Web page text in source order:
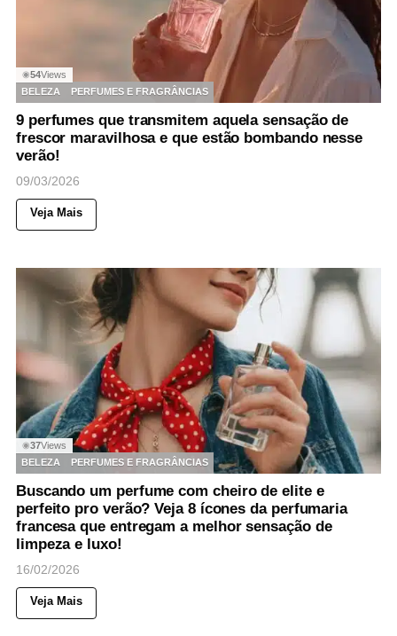
◉54Views
BELEZA
PERFUMES E FRAGRÂNCIAS
9 perfumes que transmitem aquela sensação de
frescor maravilhosa e que estão bombando nesse
verão!
09/03/2026
Veja Mais
◉37Views
BELEZA
PERFUMES E FRAGRÂNCIAS
Buscando um perfume com cheiro de elite e
perfeito pro verão? Veja 8 ícones da perfumaria
francesa que entregam a melhor sensação de
limpeza e luxo!
16/02/2026
Veja Mais